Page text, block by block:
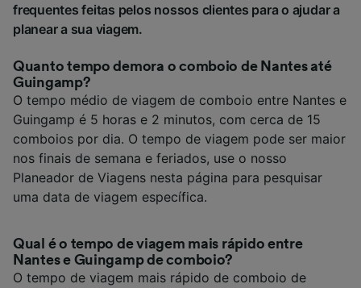
frequentes feitas pelos nossos clientes para o ajudar a
planear a sua viagem.
Quanto tempo demora o comboio de Nantes até
Guingamp?
O tempo médio de viagem de comboio entre Nantes e
Guingamp é 5 horas e 2 minutos, com cerca de 15
comboios por dia. O tempo de viagem pode ser maior
nos finais de semana e feriados, use o nosso
Planeador de Viagens nesta página para pesquisar
uma data de viagem específica.
Qual é o tempo de viagem mais rápido entre
Nantes e Guingamp de comboio?
O tempo de viagem mais rápido de comboio de